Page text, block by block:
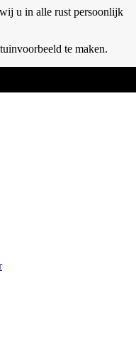
u in alle rust persoonlijk
te maken.